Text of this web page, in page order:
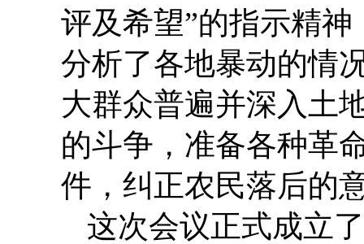
评及希望”的指示精
分析了各地暴动的情
大群众普遍并深入土
的斗争，准备各种革
件，纠正农民落后的
这次会议正式成立